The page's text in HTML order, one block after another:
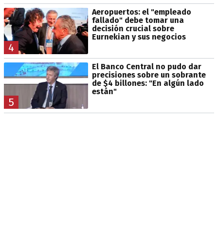
4
Aeropuertos: el "empleado
fallado" debe tomar una
decisión crucial sobre
Eurnekian y sus negocios
5
El Banco Central no pudo dar
precisiones sobre un sobrante
de $4 billones: "En algún lado
están"